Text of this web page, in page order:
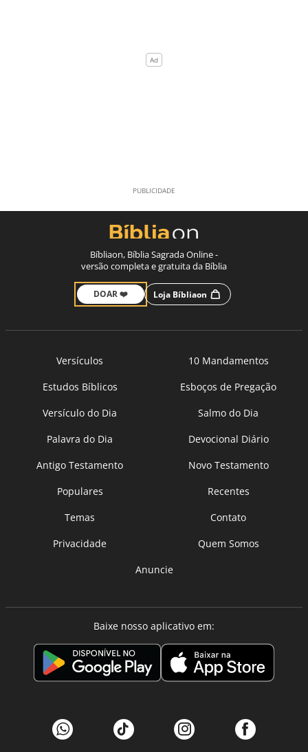
Bíbliaon, Bíblia Sagrada Online -
versão completa e gratuita da Bíblia
DOAR ❤️ Loja Bíbliaon
Versículos
10 Mandamentos
Estudos Bíblicos
Esboços de Pregação
Versículo do Dia
Salmo do Dia
Palavra do Dia
Devocional Diário
Antigo Testamento
Novo Testamento
Populares
Recentes
Temas
Contato
Privacidade
Quem Somos
Anuncie
Baixe nosso aplicativo em: